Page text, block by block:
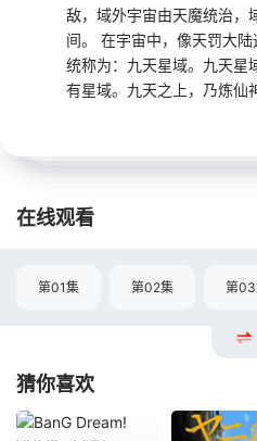
敌，域外宇宙由天魔统治，
间。 在宇宙中，像天罚大
统称为：九天星域。九天星
有星域。九天之上，乃炼仙
在线观看
第01集 第02集 第
猜你喜欢